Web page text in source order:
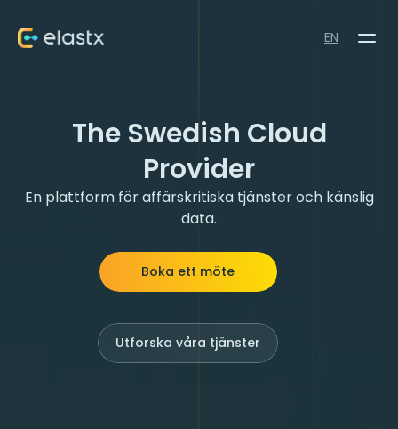
EN
The Swedish Cloud
Provider
En plattform för affärskritiska tjänster och känslig
Boka ett möte
Utforska våra tjänster